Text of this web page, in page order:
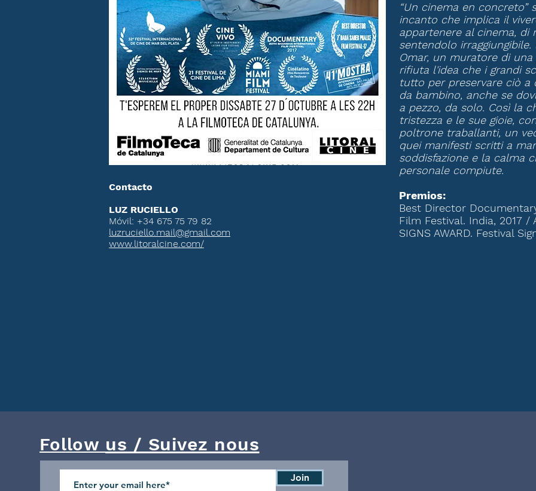
Contacto
LUZ RUCIELLO
Móvil: +34 675 75 79 82
luzruciello.mail@gmail.com
www.litoralcine.com/
“Un cinema en concreto”
incanto che implica il
appartenere al cinema, di
sentendolo
Omar, un muratore di
rifiuta l'idea che i grandi
tutto per preservare ciò a
da bambino, anche se
a pezzo, da solo. Così la
tristezza e le sue gioie,
poltrone traballanti, un
quei manifesti scritti a
soddisfazione e la calma
personale compiute.
Premios:
Best Director
Film Festival. India, 2017 /
SIGNS AWARD. Festival
Follow us / Suivez nous
Join